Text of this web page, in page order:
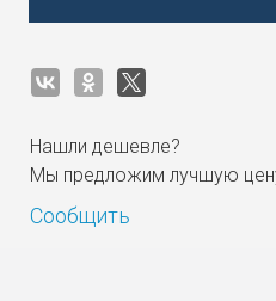
Нашли дешевле?
Мы предложим лучшую
Сообщить